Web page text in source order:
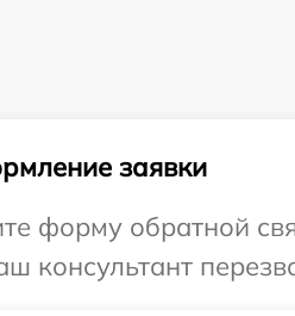
заявки
форму обратной
консультант